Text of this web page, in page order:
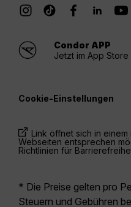
Condor APP
Jetzt im App
Cookie-Einstellungen
Link öffnet sich in
Webseiten entsprechen
Richtlinien für
* Die Preise gelten pro
Steuern und Gebühren